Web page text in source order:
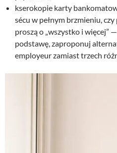
kserokopie karty
sécu w pełnym brzmieniu,
proszą o „wszystko i więcej”
podstawę, zaproponuj
employeur zamiast trzech